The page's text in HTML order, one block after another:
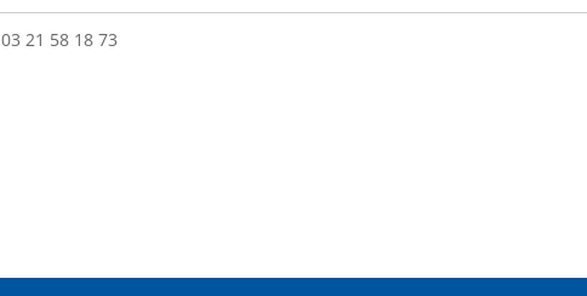
03 21 58 18 73